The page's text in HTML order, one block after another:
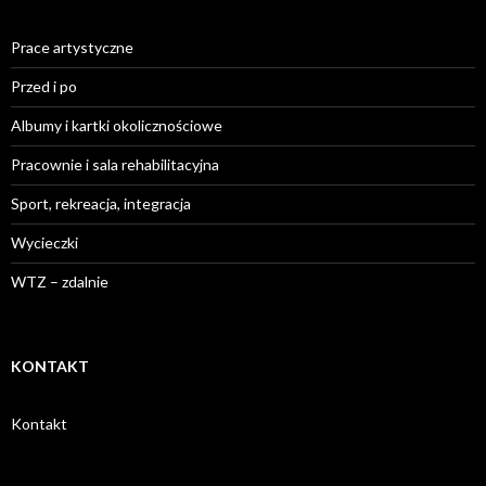
Prace artystyczne
Przed i po
Albumy i kartki okolicznościowe
Pracownie i sala rehabilitacyjna
Sport, rekreacja, integracja
Wycieczki
WTZ – zdalnie
KONTAKT
Kontakt